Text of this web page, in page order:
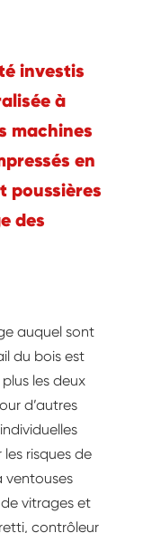
investis
à
machines
en
poussières
des
auquel sont
du bois est
les deux
d’autres
les risques de
ventouses
vitrages et
contrôleur